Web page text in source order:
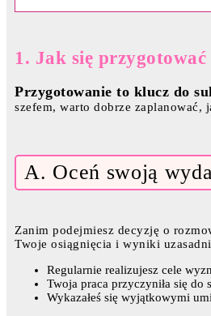
1. Jak się
Przygotowanie to klucz do
szefem, warto dobrze zaplanować,
A. Oceń swoją
Zanim podejmiesz decyzję o
Twoje osiągnięcia i wyniki
Regularnie realizujesz cele
Twoja praca przyczyniła się do
Wykazałeś się wyjątkowymi